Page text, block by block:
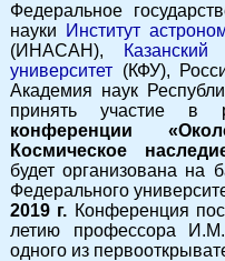
Федеральное
науки
Институт
(ИНАСАН),
университет (КФУ),
Академия наук
принять участие в
конференции
Космическое
будет организована на
Федерального
2019 г. Конференция
летию профессора
одного из